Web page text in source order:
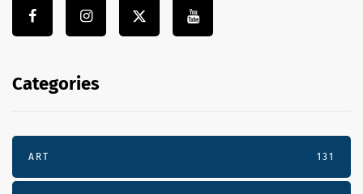
Categories
ART 131